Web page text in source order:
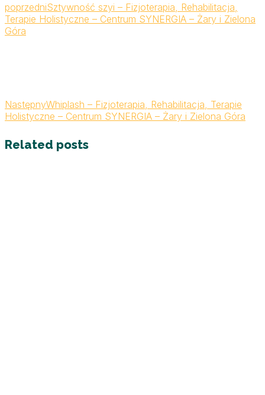
poprzedniSztywność szyi – Fizjoterapia, Rehabilitacja,
Terapie Holistyczne – Centrum SYNERGIA – Żary i Zielona
Góra
NastępnyWhiplash – Fizjoterapia, Rehabilitacja, Terapie
Holistyczne – Centrum SYNERGIA – Żary i Zielona Góra
Related posts